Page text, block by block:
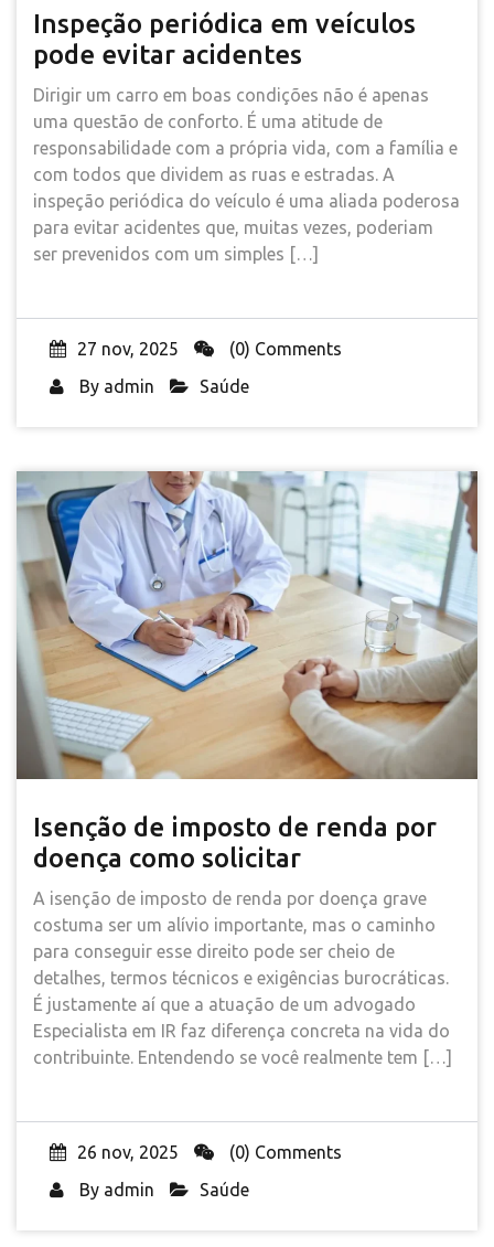
Inspeção periódica em veículos
pode evitar acidentes
Dirigir um carro em boas condições não é apenas
uma questão de conforto. É uma atitude de
responsabilidade com a própria vida, com a família e
com todos que dividem as ruas e estradas. A
inspeção periódica do veículo é uma aliada poderosa
para evitar acidentes que, muitas vezes, poderiam
ser prevenidos com um simples […]
27 nov, 2025
(0) Comments
By admin Saúde
Isenção de imposto de renda por
doença como solicitar
A isenção de imposto de renda por doença grave
costuma ser um alívio importante, mas o caminho
para conseguir esse direito pode ser cheio de
detalhes, termos técnicos e exigências burocráticas.
É justamente aí que a atuação de um advogado
Especialista em IR faz diferença concreta na vida do
contribuinte. Entendendo se você realmente tem […]
26 nov, 2025
(0) Comments
By admin Saúde